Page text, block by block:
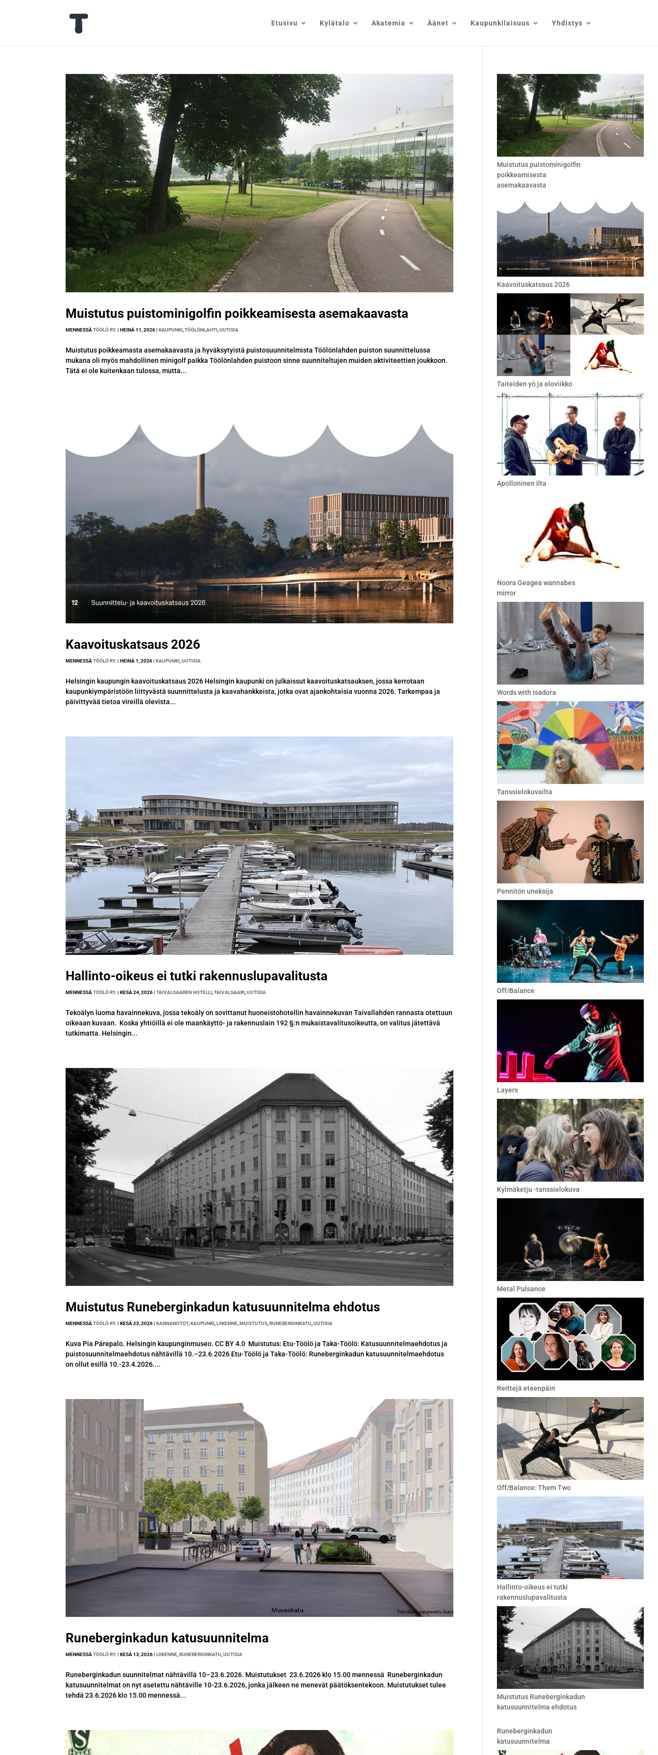
Etusivu Kylätalo Akatemia Äänet Kaupunkilaisuus Yhdistys
Muistutus puistominigolfin poikkeamisesta asemakaavasta
MENNESSÄTÖÖLÖ RY. |HEINÄ 11, 2026|KAUPUNKI ,TÖÖLÖNLAHTI ,UUTISIA
Muistutus poikkeamasta asemakaavasta ja hyväksytyistä puistosuunnitelmista Töölönlahden puiston suunnittelussa
mukana oli myös mahdollinen minigolf paikka Töölönlahden puistoon sinne suunniteltujen muiden aktiviteettien joukkoon.
Tätä ei ole kuitenkaan tulossa, mutta...
Kaavoituskatsaus 2026
MENNESSÄTÖÖLÖ RY. |HEINÄ 1, 2026|KAUPUNKI,UUTISIA
Helsingin kaupungin kaavoituskatsaus 2026 Helsingin kaupunki on julkaissut kaavoituskatsauksen, jossa kerrotaan
kaupunkiympäristöön liittyvästä suunnittelusta ja kaavahankkeista, jotka ovat ajankohtaisia vuonna 2026. Tarkempaa ja
päivittyvää tietoa vireillä olevista...
Hallinto-oikeus ei tutki rakennuslupavalitusta
MENNESSÄTÖÖLÖ RY. |KESÄ 24, 2026|TAIVALSAAREN HOTELLI ,TAIVALSAARI ,UUTISIA
Tekoälyn luoma havainnekuva, jossa tekoäly on sovittanut huoneistohotellin havainnekuvan Taivallahden rannasta otettuun
oikeaan kuvaan. Koska yhtiöillä ei ole maankäyttö- ja rakennuslain 192 §:n mukaistavalitusoikeutta, on valitus jätettävä
tutkimatta. Helsingin...
Muistutus Runeberginkadun katusuunnitelma ehdotus
MENNESSÄTÖÖLÖ RY. |KESÄ 23, 2026|KANNANOTOT,KAUPUNKI ,LIIKENNE ,MUISTUTUS ,RUNEBERGINKATU ,UUTISIA
Kuva Pia Pärepalo. Helsingin kaupunginmuseo. CC BY 4.0 Muistutus: Etu-Töölö ja Taka-Töölö: Katusuunnitelmaehdotus ja
puistosuunnitelmaehdotus nähtävillä 10.–23.6.2026 Etu-Töölö ja Taka-Töölö: Runeberginkadun katusuunnitelmaehdotus
on ollut esillä 10.-23.4.2026....
Runeberginkadun katusuunnitelma
MENNESSÄTÖÖLÖ RY. |KESÄ 13, 2026|LIIKENNE ,RUNEBERGINKATU ,UUTISIA
Runeberginkadun suunnitelmat nähtävillä 10–23.6.2026. Muistutukset 23.6.2026 klo 15.00 mennessä Runeberginkadun
katusuunnitelmat on nyt asetettu nähtäville 10-23.6.2026, jonka jälkeen ne menevät päätöksentekoon. Muistutukset tulee
tehdä 23.6.2026 klo 15.00 mennessä...
Muistutus puistominigolfin
poikkeamisesta
asemakaavasta
Kaavoituskatsaus 2026
Taiteiden yö ja eloviikko
Apolloninen ilta
Noora Geagea wannabes
mirror
Words with Isadora
Tanssielokuvailta
Pennitön uneksija
Off/Balance
Layers
Kylmäketju -tanssielokuva
Metal Pulsance
Reittejä eteenpäin
Off/Balance: Them Two
Hallinto-oikeus ei tutki
rakennuslupavalitusta
Muistutus Runeberginkadun
katusuunnitelma ehdotus
Runeberginkadun
katusuunnitelma